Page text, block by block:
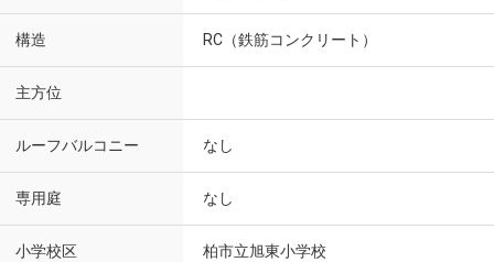
構造 RC（鉄筋コンクリート）
主方位
ルーフバルコニー なし
専用庭 なし
小学校区 柏市立旭東小学校